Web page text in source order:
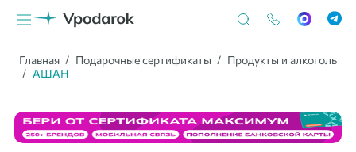
Главная Подарочные сертификаты
Продукты и алкоголь
АШАН